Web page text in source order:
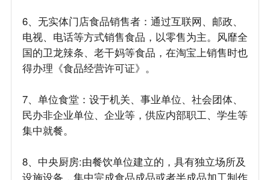
6、无实体门店食品销售者：通过互联网、邮政、
电视、电话等方式销售食品，以零售为主。风靡全
国的卫龙辣条、老干妈等食品，在淘宝上销售时也
得办理《食品经营许可证》。
7、单位食堂：设于机关、事业单位、社会团体、
民办非企业单位、企业等，供应内部职工、学生等
集中就餐。
8、中央厨房:由餐饮单位建立的，具有独立场所及
设施设备，集中完成食品成品或者半成品加工制作